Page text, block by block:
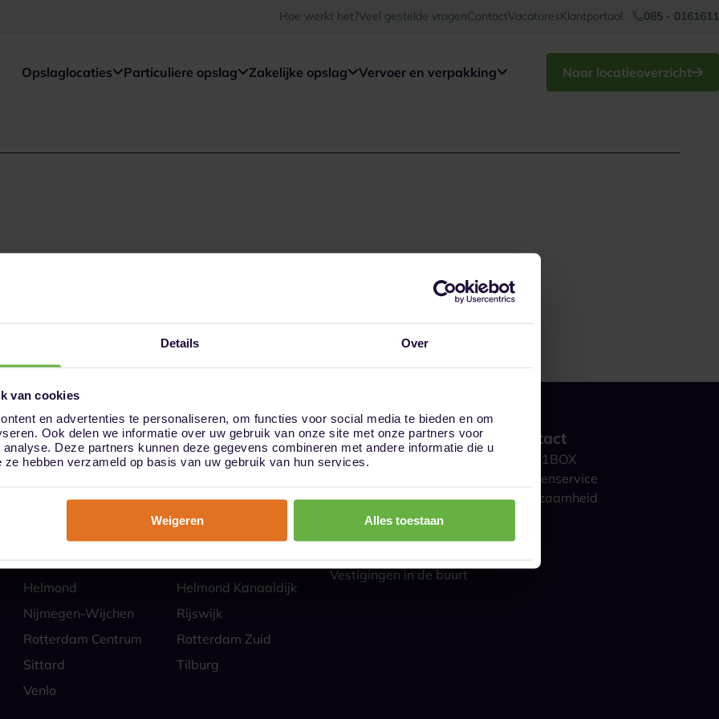
Details Over
van cookies
en advertenties te personaliseren, om functies voor social media te bieden en om
Ook delen we informatie over uw gebruik van onze site met onze partners voor
Deze partners kunnen deze gegevens combineren met andere informatie die u
hebben verzameld op basis van uw gebruik van hun services.
Weigeren Alles toestaan
Hoe werkt het?Veel gestelde vragenContactVacaturesKlantportaal 085 - 0161611
Opslaglocaties Particuliere opslag Zakelijke opslag Vervoer en verpakking Naar locatieoverzicht
Almere
Alphen aan den Rijn
Eindhoven Best
Helmond
Helmond Kanaaldijk
Nijmegen-Wijchen
Rijswijk
Rotterdam Centrum
Rotterdam Zuid
Sittard
Tilburg
Venlo
Hoe werkt het?
Veilige opslag
Particulieren
Zakelijk
Vestigingen in de buurt
Contact
Over 1BOX
Klantenservice
Duurzaamheid